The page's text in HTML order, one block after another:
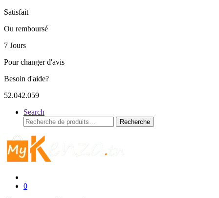
Satisfait
Ou remboursé
7 Jours
Pour changer d'avis
Besoin d'aide?
52.042.059
Search
Recherche
pour :
Recherche
0